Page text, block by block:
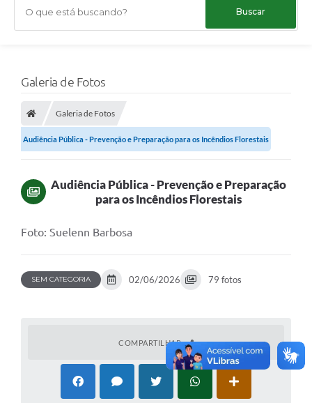
O que está buscando?
Galeria de Fotos
Galeria de Fotos
Audiência Pública - Prevenção e Preparação para os Incêndios Florestais
Audiência Pública - Prevenção e Preparação
para os Incêndios Florestais
Foto: Suelenn Barbosa
SEM CATEGORIA 02/06/2026 79 fotos
COMPARTILHAR